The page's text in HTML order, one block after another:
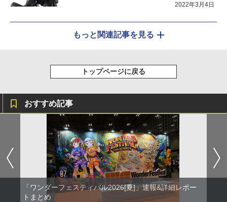
2022年3月4日
もっと関連記事を見る
トップページに戻る
おすすめ記事
「ワンダーフェスティバル2026[夏]」速報&詳細レポー
トまとめ